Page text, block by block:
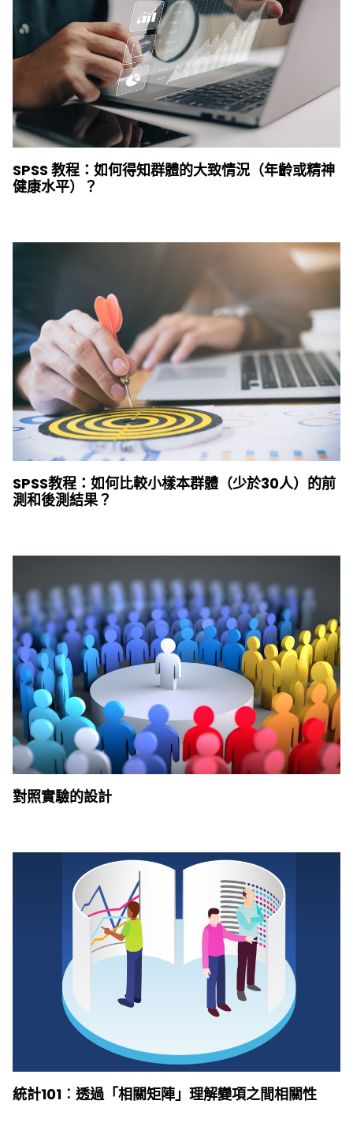
SPSS 教程：如何得知群體的大致情況（年齡或精神
健康水平）？
SPSS教程：如何比較小樣本群體（少於30人）的前
測和後測結果？
對照實驗的設計
統計101︰透過「相關矩陣」理解變項之間相關性